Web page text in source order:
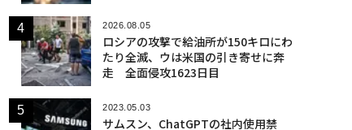
2026.08.05
ロシアの攻撃で給油所が150キロにわ
たり全滅、ウは米国の引き寄せに奔
走 全面侵攻1623日目
2023.05.03
サムスン、ChatGPTの社内使用禁